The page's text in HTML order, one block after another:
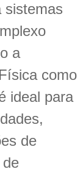
sistemas
a
como
ideal para
de